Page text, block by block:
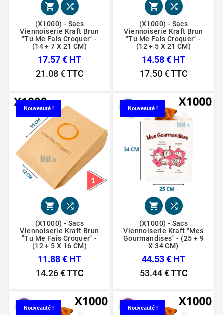
 
(X1000) - Sacs
Viennoiserie Kraft Brun
"Tu Me Fais Croquer" -
(14 + 7 X 21 CM)
17.57 € HT
21.08 €TTC
 
(X1000) - Sacs
Viennoiserie Kraft Brun
"Tu Me Fais Croquer" -
(12 + 5 X 21 CM)
14.58 € HT
17.50 €TTC
Nouveauté !
 
(X1000) - Sacs
Viennoiserie Kraft Brun
"Tu Me Fais Croquer" -
(12 + 5 X 16 CM)
11.88 € HT
14.26 €TTC
Nouveauté !
 
(X1000) - Sacs
Viennoiserie Kraft "Mes
Gourmandises" - (25 + 9
X 34 CM)
44.53 € HT
53.44 €TTC
Nouveauté ! Nouveauté !